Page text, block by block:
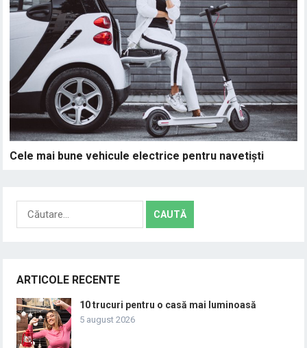
Cele mai bune vehicule electrice pentru navetiști
după:
ARTICOLE RECENTE
10 trucuri pentru o casă mai luminoasă
5 august 2026